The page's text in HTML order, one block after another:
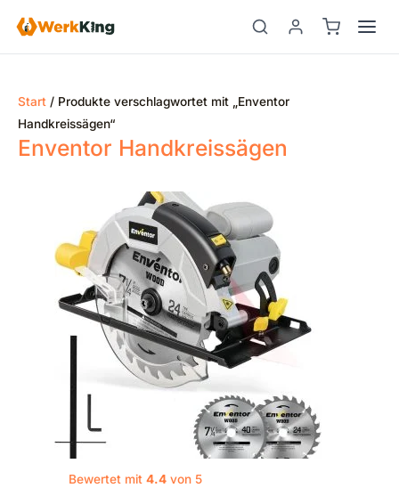
Inhalt
springen
Start / Produkte verschlagwortet mit „‎Enventor
Handkreissägen“
‎Enventor Handkreissägen
Bewertet mit4.4 von 5